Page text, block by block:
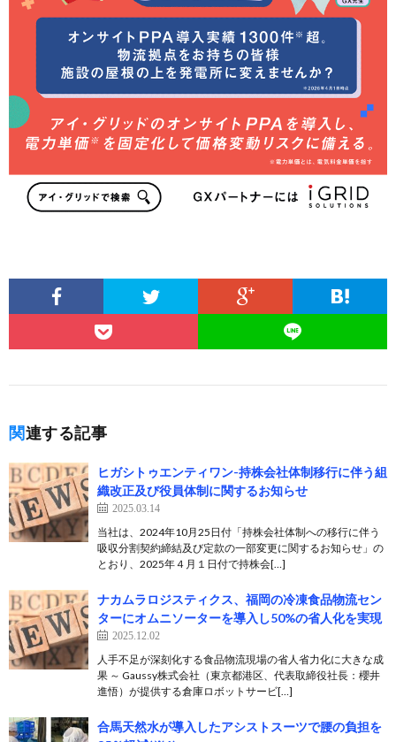
関連する記事
ヒガシトゥエンティワン-持株会社体制移行に伴う組
織改正及び役員体制に関するお知らせ
2025.03.14
当社は、2024年10月25日付「持株会社体制への移行に伴う
吸収分割契約締結及び定款の一部変更に関するお知らせ」の
とおり、2025年４月１日付で持株会[…]
ナカムラロジスティクス、福岡の冷凍食品物流セン
ターにオムニソーターを導入し50%の省人化を実現
2025.12.02
人手不足が深刻化する食品物流現場の省人省力化に大きな成
果 ～ Gaussy株式会社（東京都港区、代表取締役社長：櫻井
進悟）が提供する倉庫ロボットサービ[…]
合馬天然水が導入したアシストスーツで腰の負担を